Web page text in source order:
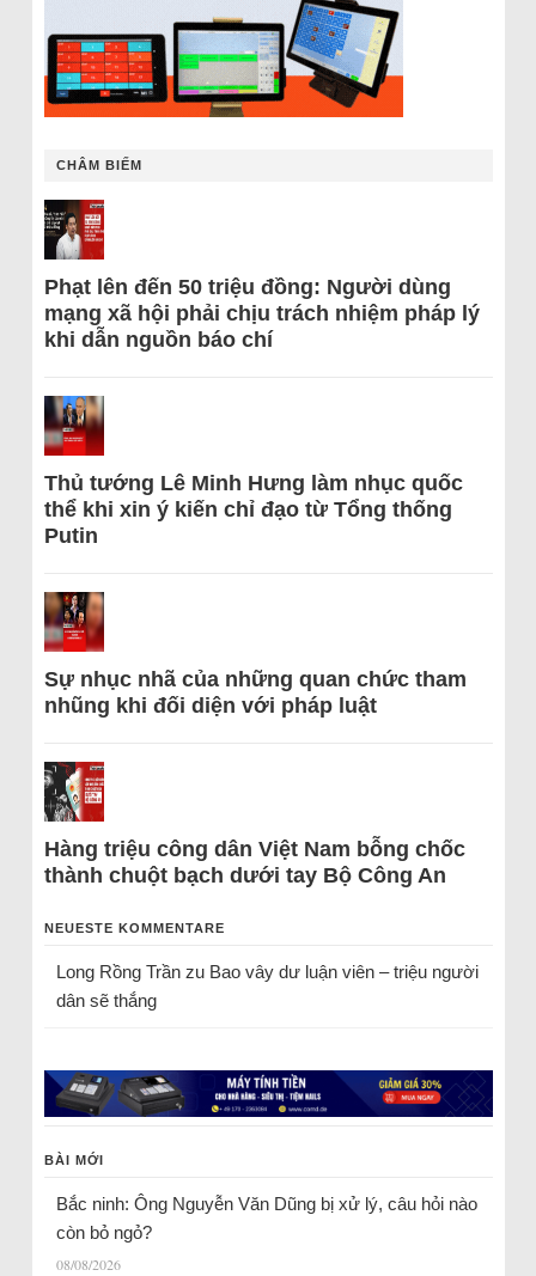
CHÂM BIẾM
Phạt lên đến 50 triệu đồng: Người dùng
mạng xã hội phải chịu trách nhiệm pháp lý
khi dẫn nguồn báo chí
Thủ tướng Lê Minh Hưng làm nhục quốc
thể khi xin ý kiến chỉ đạo từ Tổng thống
Putin
Sự nhục nhã của những quan chức tham
nhũng khi đối diện với pháp luật
Hàng triệu công dân Việt Nam bỗng chốc
thành chuột bạch dưới tay Bộ Công An
NEUESTE KOMMENTARE
Long Rồng Trầnzu Bao vây dư luận viên – triệu người
dân sẽ thắng
BÀI MỚI
Bắc ninh: Ông Nguyễn Văn Dũng bị xử lý, câu hỏi nào
còn bỏ ngỏ?
08/08/2026